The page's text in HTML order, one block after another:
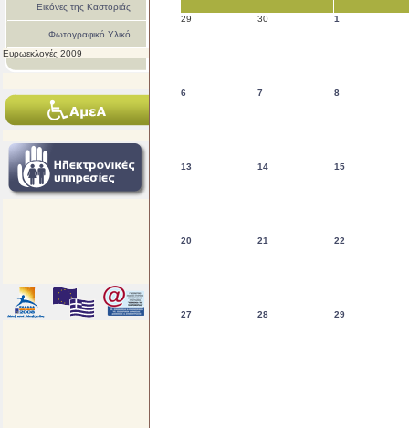
Εικόνες της Καστοριάς
Φωτογραφικό Υλικό
Ευρωεκλογές 2009
29 30 1
6 7 8
13 14 15
20 21 22
27 28 29